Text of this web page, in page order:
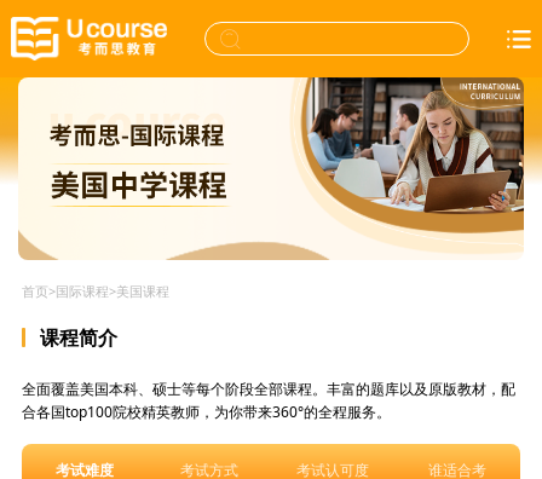
首页>国际课程>美国课程
课程简介
全面覆盖美国本科、硕士等每个阶段全部课程。丰富的题库以及原版教材，配
合各国top100院校精英教师，为你带来360°的全程服务。
考试难度 考试方式 考试认可度 谁适合考